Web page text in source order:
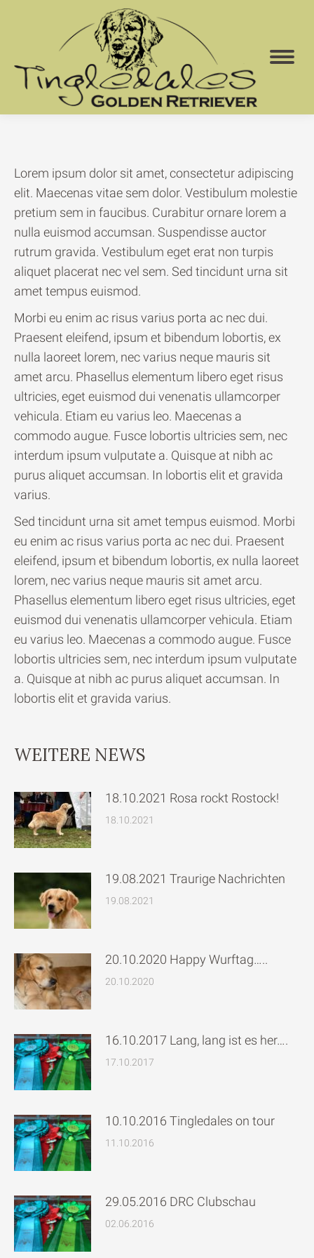
Lorem ipsum dolor sit amet, consectetur adipiscing
elit. Maecenas vitae sem dolor. Vestibulum molestie
pretium sem in faucibus. Curabitur ornare lorem a
nulla euismod accumsan. Suspendisse auctor
rutrum gravida. Vestibulum eget erat non turpis
aliquet placerat nec vel sem. Sed tincidunt urna sit
amet tempus euismod.
Morbi eu enim ac risus varius porta ac nec dui.
Praesent eleifend, ipsum et bibendum lobortis, ex
nulla laoreet lorem, nec varius neque mauris sit
amet arcu. Phasellus elementum libero eget risus
ultricies, eget euismod dui venenatis ullamcorper
vehicula. Etiam eu varius leo. Maecenas a
commodo augue. Fusce lobortis ultricies sem, nec
interdum ipsum vulputate a. Quisque at nibh ac
purus aliquet accumsan. In lobortis elit et gravida
varius.
Sed tincidunt urna sit amet tempus euismod. Morbi
eu enim ac risus varius porta ac nec dui. Praesent
eleifend, ipsum et bibendum lobortis, ex nulla laoreet
lorem, nec varius neque mauris sit amet arcu.
Phasellus elementum libero eget risus ultricies, eget
euismod dui venenatis ullamcorper vehicula. Etiam
eu varius leo. Maecenas a commodo augue. Fusce
lobortis ultricies sem, nec interdum ipsum vulputate
a. Quisque at nibh ac purus aliquet accumsan. In
lobortis elit et gravida varius.
WEITERE NEWS
18.10.2021 Rosa rockt Rostock!
18.10.2021
19.08.2021 Traurige Nachrichten
19.08.2021
20.10.2020 Happy Wurftag…..
20.10.2020
16.10.2017 Lang, lang ist es her….
17.10.2017
10.10.2016 Tingledales on tour
11.10.2016
29.05.2016 DRC Clubschau
02.06.2016